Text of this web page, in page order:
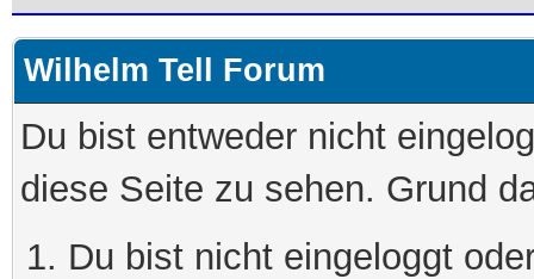
Wilhelm Tell Forum
Du bist entweder nicht
diese Seite zu sehen. Grund
Du bist nicht eingeloggt